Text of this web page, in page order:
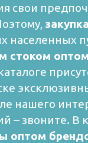
свои
населенных
стоком оптом
нашего
– звоните.
оптом